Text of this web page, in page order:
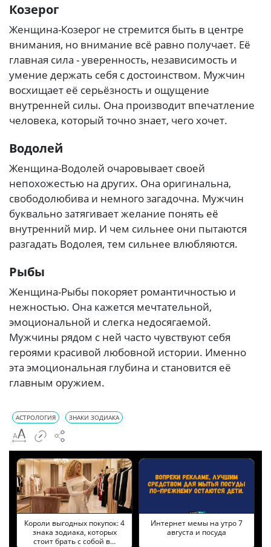
Козерог
Женщина-Козерог не стремится быть в центре
внимания, но внимание всё равно получает. Её
главная сила - уверенность, независимость и
умение держать себя с достоинством. Мужчин
восхищает её серьёзность и ощущение
внутренней силы. Она производит впечатление
человека, который точно знает, чего хочет.
Водолей
Женщина-Водолей очаровывает своей
непохожестью на других. Она оригинальна,
свободолюбива и немного загадочна. Мужчин
буквально затягивает желание понять её
внутренний мир. И чем сильнее они пытаются
разгадать Водолея, тем сильнее влюбляются.
Рыбы
Женщина-Рыбы покоряет романтичностью и
нежностью. Она кажется мечтательной,
эмоциональной и слегка недосягаемой.
Мужчины рядом с ней часто чувствуют себя
героями красивой любовной истории. Именно
эта эмоциональная глубина и становится её
главным оружием.
АСТРОЛОГИЯ ЗНАКИ ЗОДИАКА
Короли выгодных покупок: 4
знака зодиака, которых
стоит брать с собой в…
Интернет мемы на утро 7
августа и посуда